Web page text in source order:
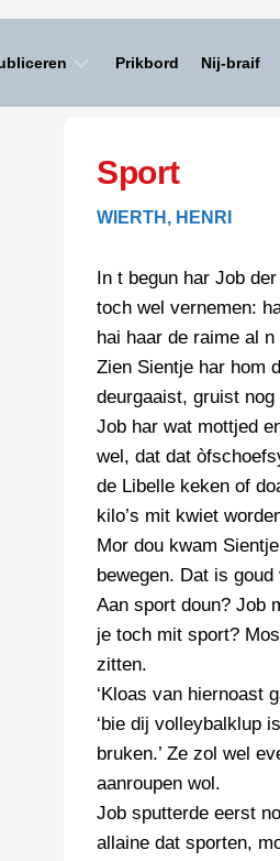
HAIKU’S
LIMERICKS
SCHRIEFWEDSTRIED
SCHRIEFWEDSTRIED
STRIPS
TIEDSCHRIFT
KREUZE
VERHOALEN
BIENOAMEN
LEGENDEN
RECEPTEN
SPREUKEN
VEURDRACHTEN
SPELLENSCONTROLE
SCHRIEFREGELS
Prikbord Nij-braif
Sport
WIERTH, HENRI
In t begun har Job
toch wel vernemen:
hai haar de raime al
Zien Sientje har hom
deurgaaist, gruist nog
Job har wat mottjed
wel, dat dat
de Libelle keken of
kilo’s mit kwiet
Mor dou kwam
bewegen. Dat is goud
Aan sport doun? Job
je toch mit sport?
zitten.
‘Kloas van hiernoast
‘bie dij volleybalklup
bruken.’ Ze zol wel
aanroupen wol.
Job sputterde eerst
allaine dat sporten,